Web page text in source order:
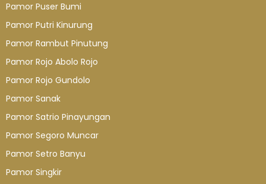
Pamor Puser Bumi
Pamor Putri Kinurung
Pamor Rambut Pinutung
Pamor Rojo Abolo Rojo
Pamor Rojo Gundolo
Pamor Sanak
Pamor Satrio Pinayungan
Pamor Segoro Muncar
Pamor Setro Banyu
Pamor Singkir